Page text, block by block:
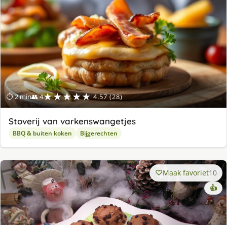
⏱ 2 min👥 4★★★★★ 4.57 (28)
Stoverij van varkenswangetjes
BBQ & buiten koken Bijgerechten
Maak favoriet10
👍